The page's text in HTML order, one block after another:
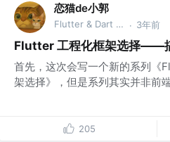
恋猫de小郭
Flutter & Dart GDE @🏆 掘金签约作者 · 3年前
Flutter 工程化框架选择——
首先，这次会写一个新的系列《
架选择》，但是系列其实并非前
205